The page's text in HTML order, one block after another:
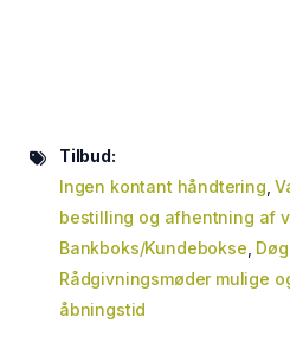
Tilbud:
Ingen kontant håndtering ,
bestilling og afhentning af
Bankboks/Kundebokse
Rådgivningsmøder mulige
åbningstid